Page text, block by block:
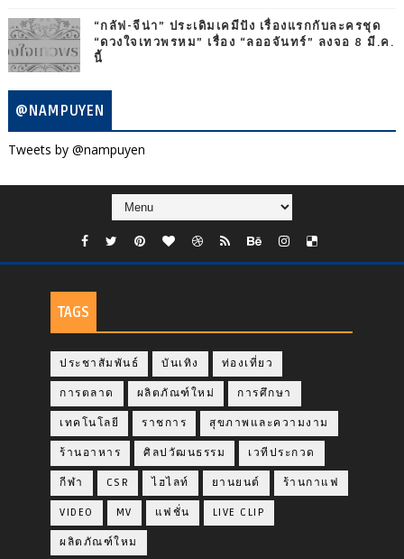
“กลัฟ-จีน่า” ประเดิมเคมีปัง เรื่องแรกกับละครชุด
“ดวงใจเทวพรหม” เรื่อง “ลออจันทร์” ลงจอ 8 มี.ค.
นี้
@NAMPUYEN
Tweets by @nampuyen
TAGS
ประชาสัมพันธ์ บันเทิง ท่องเที่ยว
การตลาด ผลิตภัณฑ์ใหม่ การศึกษา
เทคโนโลยี ราชการ สุขภาพและความงาม
ร้านอาหาร ศิลปวัฒนธรรม เวทีประกวด
กีฬา CSR ไฮไลท์ ยานยนต์ ร้านกาแฟ
VIDEO MV แฟชั่น LIVE CLIP
ผลิตภัณฑ์ใหม